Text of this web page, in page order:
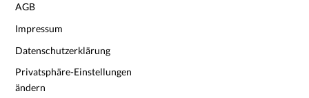
AGB
Impressum
Datenschutzerklärung
Privatsphäre-Einstellungen
ändern